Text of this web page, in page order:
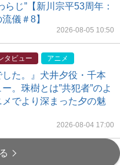
らじ”【新川宗平53周年：
儀＃8】
2026-08-05 10:50
タビュー アニメ
た。』犬井夕役・千本
。珠樹とは”共犯者”のよ
メでより深まった夕の魅
2026-08-04 17:00